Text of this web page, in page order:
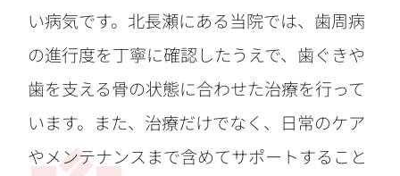
い病気です。北長瀬にある当院では、歯周病
の進行度を丁寧に確認したうえで、歯ぐきや
歯を支える骨の状態に合わせた治療を行って
います。また、治療だけでなく、日常のケア
やメンテナンスまで含めてサポートすること